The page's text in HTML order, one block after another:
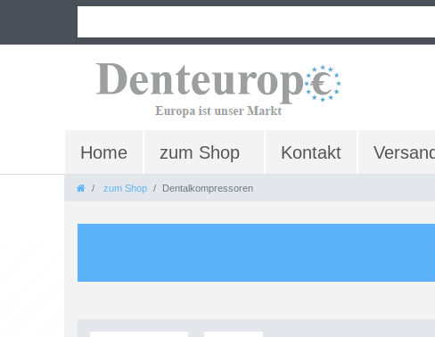
Home zum Shop Kontakt
zum Shop Dentalkompressoren